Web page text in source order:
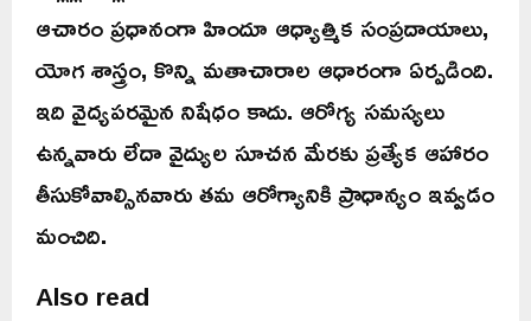
ఆచారం ప్రధానంగా హిందూ ఆధ్యాత్మిక సంప్రదాయాలు,
యోగ శాస్త్రం, కొన్ని మతాచారాల ఆధారంగా ఏర్పడింది.
ఇది వైద్యపరమైన నిషేధం కాదు. ఆరోగ్య సమస్యలు
ఉన్నవారు లేదా వైద్యుల సూచన మేరకు ప్రత్యేక ఆహారం
తీసుకోవాల్సినవారు తమ ఆరోగ్యానికి ప్రాధాన్యం ఇవ్వడం
మంచిది.
Also read